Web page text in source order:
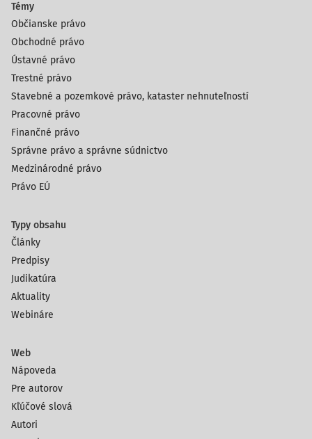
Témy
Občianske právo
Obchodné právo
Ústavné právo
Trestné právo
Stavebné a pozemkové právo, kataster nehnuteľností
Pracovné právo
Finančné právo
Správne právo a správne súdnictvo
Medzinárodné právo
Právo EÚ
Typy obsahu
Články
Predpisy
Judikatúra
Aktuality
Webináre
Web
Nápoveda
Pre autorov
Kľúčové slová
Autori